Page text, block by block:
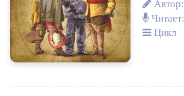
Автор:
Читает:
Цикл